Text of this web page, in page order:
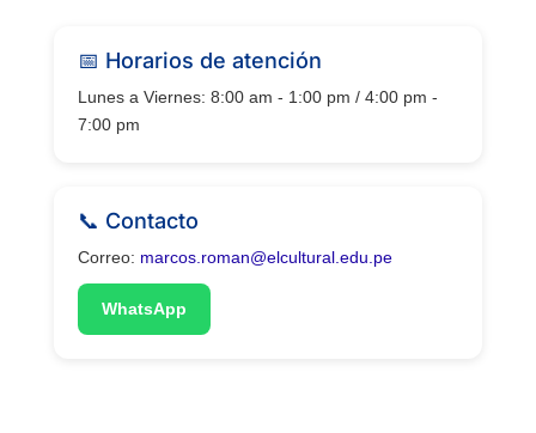
📅 Horarios de atención
Lunes a Viernes: 8:00 am - 1:00 pm / 4:00 pm -
7:00 pm
📞 Contacto
Correo: marcos.roman@elcultural.edu.pe
WhatsApp